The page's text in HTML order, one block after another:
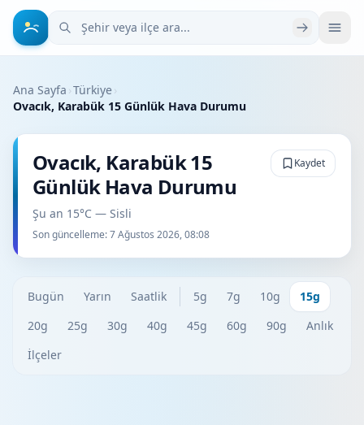
Şehir veya ilçe ara
Ana Sayfa ›Türkiye›
Ovacık, Karabük 15 Günlük Hava Durumu
Ovacık, Karabük 15
Günlük Hava Durumu
Şu an 15°C — Sisli
Son güncelleme:7 Ağustos 2026, 08:08
Kaydet
Bugün Yarın Saatlik 5g 7g 10g
15g
20g
25g 30g 40g 45g 60g 90g
Anlık
İlçeler